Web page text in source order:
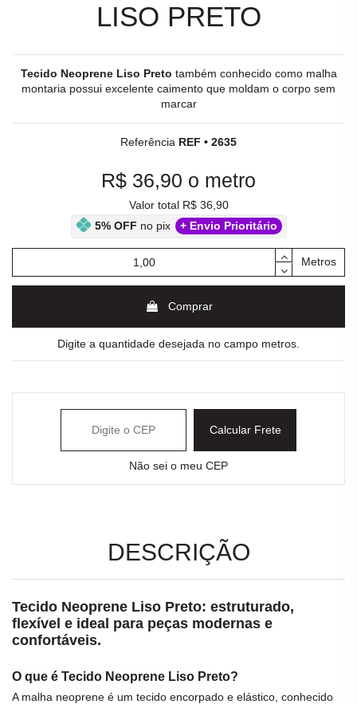
LISO PRETO
Tecido Neoprene Liso Preto também conhecido como malha
montaria possui excelente caimento que moldam o corpo sem
marcar
Referência REF • 2635
R$ 36,90 o metro
Valor total R$ 36,90
5% OFF no pix + Envio Prioritário
Metros
Comprar
Digite a quantidade desejada no campo metros.
Calcular Frete
Não sei o meu CEP
DESCRIÇÃO
Tecido Neoprene Liso Preto: estruturado,
flexível e ideal para peças modernas e
confortáveis.
O que é Tecido Neoprene Liso Preto?
Amalha neoprene é um tecido encorpado e elástico, conhecido